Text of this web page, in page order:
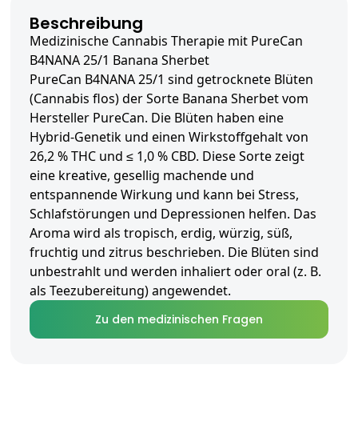
Beschreibung
Medizinische Cannabis Therapie mit PureCan
B4NANA 25/1 Banana Sherbet
PureCan B4NANA 25/1 sind getrocknete Blüten
(Cannabis flos) der Sorte Banana Sherbet vom
Hersteller PureCan. Die Blüten haben eine
Hybrid-Genetik und einen Wirkstoffgehalt von
26,2 % THC und ≤ 1,0 % CBD. Diese Sorte zeigt
eine kreative, gesellig machende und
entspannende Wirkung und kann bei Stress,
Schlafstörungen und Depressionen helfen. Das
Aroma wird als tropisch, erdig, würzig, süß,
fruchtig und zitrus beschrieben. Die Blüten sind
unbestrahlt und werden inhaliert oder oral (z. B.
als Teezubereitung) angewendet.
Zu den medizinischen Fragen